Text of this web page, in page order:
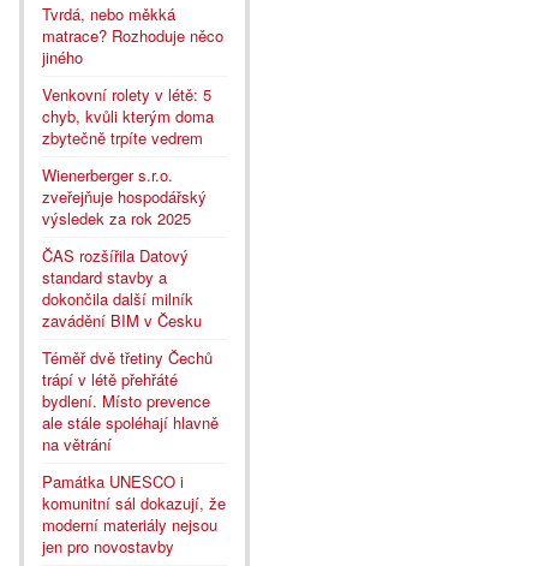
Tvrdá, nebo měkká
matrace? Rozhoduje něco
jiného
Venkovní rolety v létě: 5
chyb, kvůli kterým doma
zbytečně trpíte vedrem
Wienerberger s.r.o.
zveřejňuje hospodářský
výsledek za rok 2025
ČAS rozšířila Datový
standard stavby a
dokončila další milník
zavádění BIM v Česku
Téměř dvě třetiny Čechů
trápí v létě přehřáté
bydlení. Místo prevence
ale stále spoléhají hlavně
na větrání
Památka UNESCO i
komunitní sál dokazují, že
moderní materiály nejsou
jen pro novostavby